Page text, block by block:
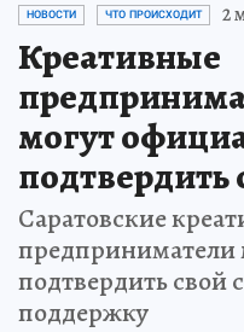
НОВОСТИ ЧТО ПРОИСХОДИТ 2
Креативные
могут
подтвердить
Саратовские
предприниматели
подтвердить свой
поддержку